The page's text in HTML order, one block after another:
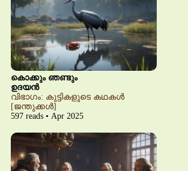
കൊക്കും ഞണ്ടും
ഉദയൻ
വിഭാഗം: കുട്ടികളുടെ കഥകൾ
[ജന്തുക്കൾ]
597 reads • Apr 2025